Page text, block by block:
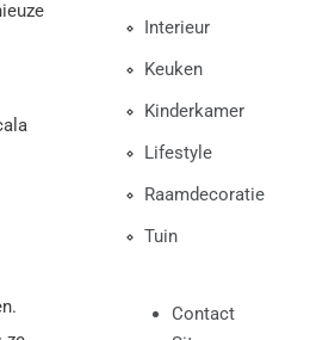
Interieur
Keuken
Kinderkamer
Lifestyle
Raamdecoratie
Tuin
Contact